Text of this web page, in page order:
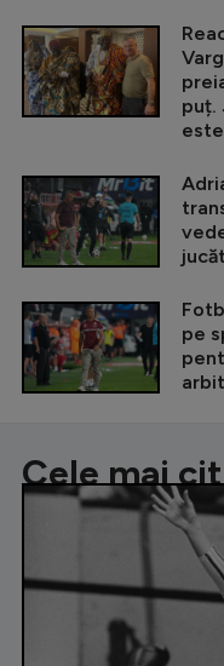
puț.
pe
Cele mai